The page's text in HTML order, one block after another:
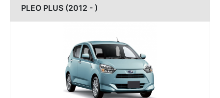
PLEO PLUS (2012 - )